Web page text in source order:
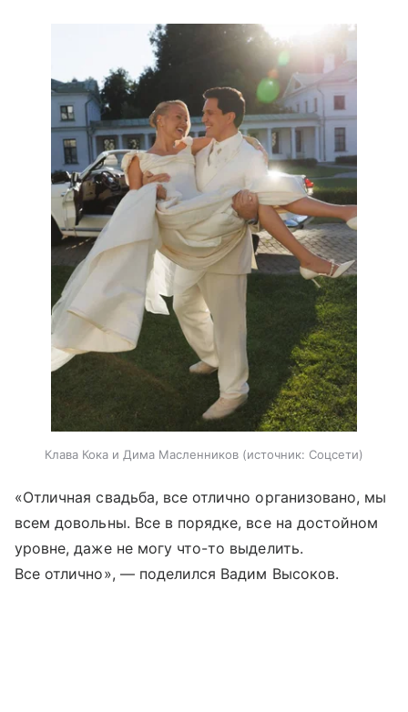
Клава Кока и Дима Масленников источник: Соцсети
«Отличная свадьба, все отлично организовано, мы
всем довольны. Все в порядке, все на достойном
уровне, даже не могу что-то выделить.
Все отлично», — поделился Вадим Высоков.